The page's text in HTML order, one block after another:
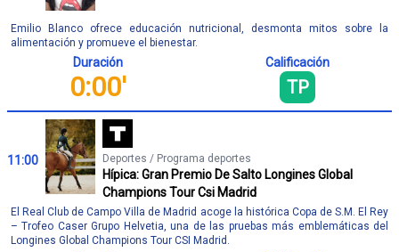
Emilio Blanco ofrece educación nutricional, desmonta mitos sobre la
alimentación y promueve el bienestar.
Duración
0:00'
Calificación
TP
11:00 Deportes / Programa deportes
Hípica: Gran Premio De Salto Longines Global
Champions Tour Csi Madrid
El Real Club de Campo Villa de Madrid acoge la histórica Copa de S.M. El Rey
– Trofeo Caser Grupo Helvetia, una de las pruebas más emblemáticas del
Longines Global Champions Tour CSI Madrid.